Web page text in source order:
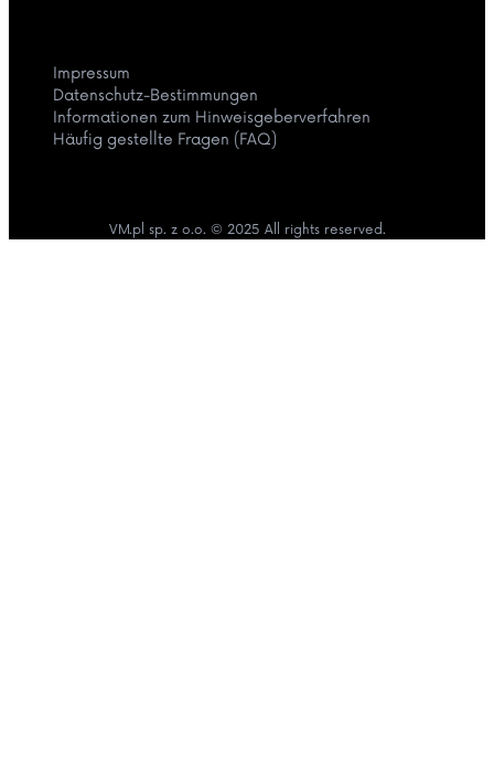
Impressum
Datenschutz-Bestimmungen
Informationen zum Hinweisgeberverfahren
Häufig gestellte Fragen (FAQ)
VM.pl sp. z o.o. © 2025 All rights reserved.